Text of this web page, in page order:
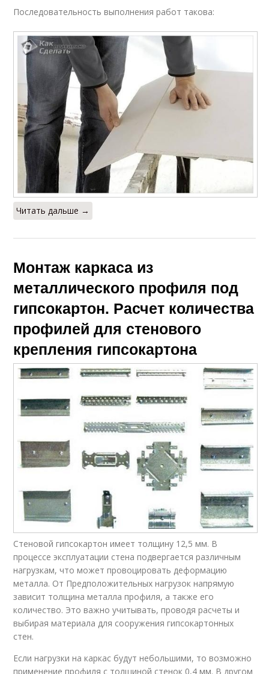
Последовательность выполнения работ такова:
Читать дальше →
Монтаж каркаса из
металлического профиля под
гипсокартон. Расчет количества
профилей для стенового
крепления гипсокартона
Стеновой гипсокартон имеет толщину 12,5 мм. В
процессе эксплуатации стена подвергается различным
нагрузкам, что может провоцировать деформацию
металла. От Предположительных нагрузок напрямую
зависит толщина металла профиля, а также его
количество. Это важно учитывать, проводя расчеты и
выбирая материала для сооружения гипсокартонных
стен.
Если нагрузки на каркас будут небольшими, то возможно
применение профиля с толщиной стенок 0,4 мм. В другом